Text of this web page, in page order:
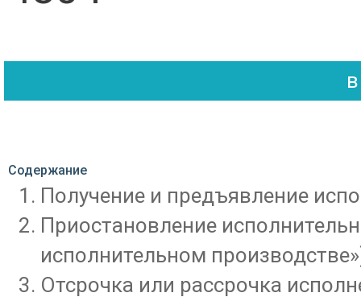
Содержание
Получение и предъявление
Приостановление
исполнительном
Отсрочка или рассрочка